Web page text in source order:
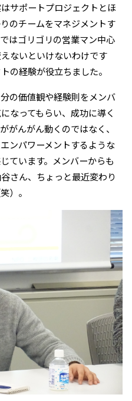
サポートプロジェクトとほ
のチームをマネジメントす
はゴリゴリの営業マン中心
ないといけないわけです
の経験が役立ちました。
の価値観や経験則をメンバ
なってもらい、成功に導く
がんがん動くのではなく、
ンパワーメントするような
ています。メンバーからも
さん、ちょっと最近変わり
）。